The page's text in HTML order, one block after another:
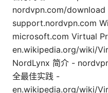
nordvpn.com/download
support.nordvpn.com
microsoft.com Virtual
en.wikipedia.org/wiki/
NordLynx 简介 -
全最佳实践 -
en.wikipedia.org/wiki/